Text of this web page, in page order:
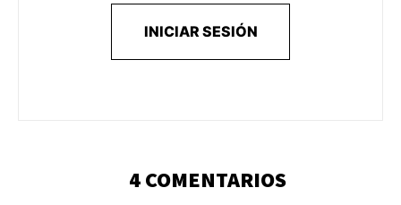
INICIAR SESIÓN
4 COMENTARIOS